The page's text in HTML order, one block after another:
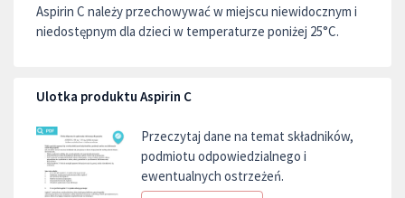
Aspirin C należy przechowywać w miejscu niewidocznym i
niedostępnym dla dzieci w temperaturze poniżej 25°C.
Ulotka produktu Aspirin C
Przeczytaj dane na temat składników,
podmiotu odpowiedzialnego i
ewentualnych ostrzeżeń.